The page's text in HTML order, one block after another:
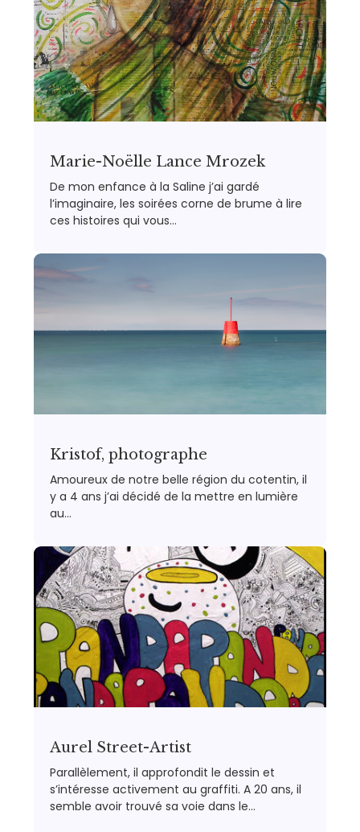
Marie-Noëlle Lance Mrozek
De mon enfance à la Saline j’ai gardé
l’imaginaire, les soirées corne de brume à lire
ces histoires qui vous…
Kristof, photographe
Amoureux de notre belle région du cotentin, il
y a 4 ans j’ai décidé de la mettre en lumière
au…
Aurel Street-Artist
Parallèlement, il approfondit le dessin et
s’intéresse activement au graffiti. A 20 ans, il
semble avoir trouvé sa voie dans le…